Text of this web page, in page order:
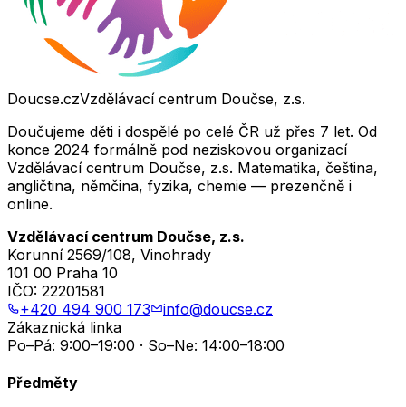
Doucse.czVzdělávací centrum Doučse, z.s.
Doučujeme děti i dospělé po celé ČR už přes 7 let. Od
konce 2024 formálně pod neziskovou organizací
Vzdělávací centrum Doučse, z.s. Matematika, čeština,
angličtina, němčina, fyzika, chemie — prezenčně i
online.
Vzdělávací centrum Doučse, z.s.
Korunní 2569/108, Vinohrady
101 00 Praha 10
IČO: 22201581
+420 494 900 173
info@doucse.cz
Zákaznická linka
Po–Pá: 9:00–19:00 · So–Ne: 14:00–18:00
Předměty